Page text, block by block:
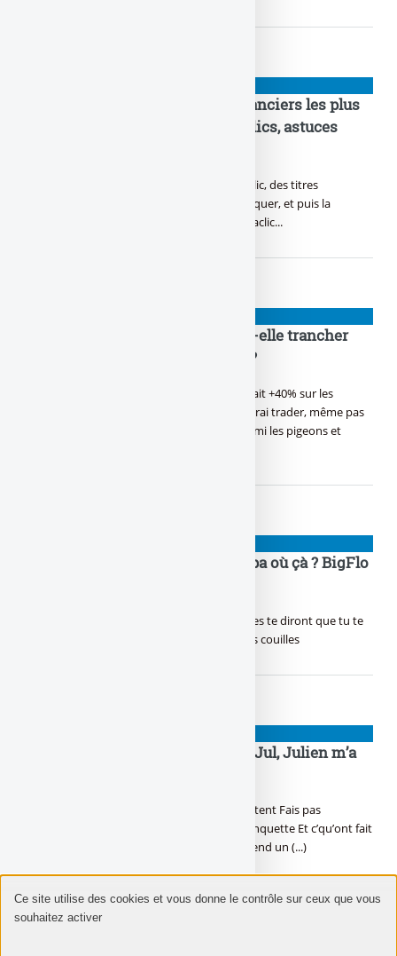
Putaclic : quels sont les sites financiers les plus
racoleurs ? Top 10 des pièges à clics, astuces
Ils font le plus d’audience, ces sites de putaclic, des titres
trompeurs ou de manipulation, t’inciter à cliquer, et puis la
déception, voici la liste des sites les plus putaclic...
Pourquoi Christine Lagarde doit-elle trancher
entre les faux cons et les autres ?
Toi aussi la finance, c’est ton domaine, T’as fait +40% sur les
cryptos en une semaine, Tu te dis, j’suis un vrai trader, même pas
peur, Mais quand Lagarde doit trancher parmi les pigeons et
Si j’étais pas là, mais t’es où ? Papa où çà ? BigFlo
Dans la vie, certains seront contre toi D’autres te diront que tu te
trompes Eh beh tu sais quoi ? On s’en bat les couilles
T’as tout su, Jul, Julien a tout vu, Jul, Julien m’a
En c’moment c’est Findus, la police ils enquêtent Fais pas
d’boulettes dans l’Urus, elle coûte cher la banquette Et c’qu’ont fait
les alloc’, t’inquiète, j’les ai en tête Ici si on t’rend un (...)
Ce site utilise des cookies et vous donne le contrôle sur ceux que vous
souhaitez activer